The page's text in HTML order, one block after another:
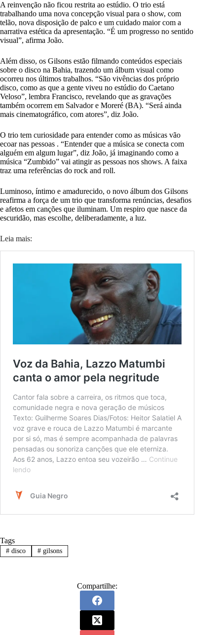
A reinvenção não ficou restrita ao estúdio. O trio está
trabalhando uma nova concepção visual para o show, com
telão, nova disposição de palco e um cuidado maior com a
narrativa estética da apresentação. “É um progresso no sentido
visual”, afirma João.
Além disso, os Gilsons estão filmando conteúdos especiais
sobre o disco na Bahia, trazendo um álbum visual como
ocorreu nos últimos trabalhos. “São vivências dos próprio
disco, como as que a gente viveu no estúdio do Caetano
Veloso”, lembra Francisco, revelando que as gravações
também ocorrem em Salvador e Moreré (BA). “Será ainda
mais cinematográfico, com atores”, diz João.
O trio tem curiosidade para entender como as músicas vão
ecoar nas pessoas . “Entender que a música se conecta com
alguém em algum lugar”, diz João, já imaginando como a
música “Zumbido” vai atingir as pessoas nos shows. A faixa
traz uma referências do rock and roll.
Luminoso, íntimo e amadurecido, o novo álbum dos Gilsons
reafirma a força de um trio que transforma renúncias, desafios
e afetos em canções que iluminam. Um respiro que nasce da
escuridão, mas escolhe, deliberadamente, a luz.
Leia mais:
Tags
#disco #gilsons
Compartilhe: